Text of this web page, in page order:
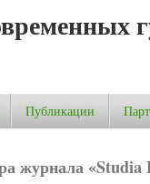
Публикации
журнала